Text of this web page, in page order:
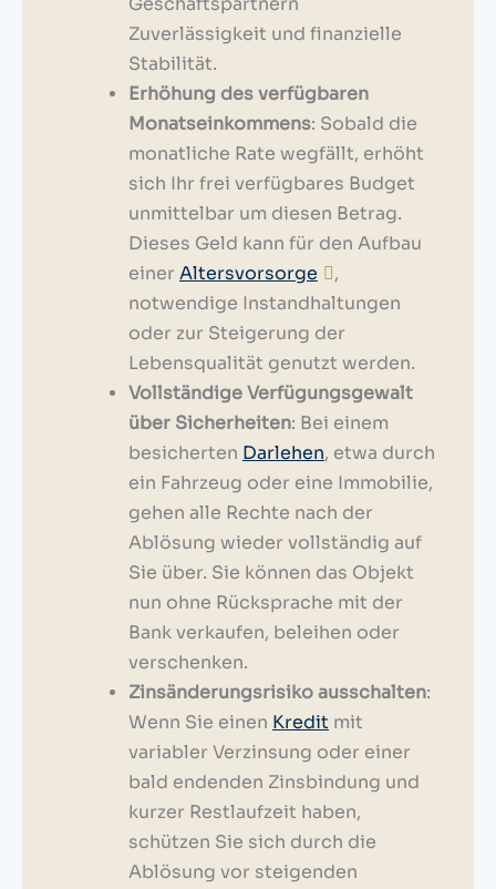
Zuverlässigkeit und finanzielle
Stabilität.
Erhöhung des verfügbaren
Monatseinkommens: Sobald die
monatliche Rate wegfällt, erhöht
sich Ihr frei verfügbares Budget
unmittelbar um diesen Betrag.
Dieses Geld kann für den Aufbau
einer Altersvorsorge
,
notwendige Instandhaltungen
oder zur Steigerung der
Lebensqualität genutzt werden.
Vollständige Verfügungsgewalt
über Sicherheiten: Bei einem
besicherten Darlehen, etwa durch
ein Fahrzeug oder eine Immobilie,
gehen alle Rechte nach der
Ablösung wieder vollständig auf
Sie über. Sie können das Objekt
nun ohne Rücksprache mit der
Bank verkaufen, beleihen oder
verschenken.
Zinsänderungsrisiko ausschalten:
Wenn Sie einen Kredit mit
variabler Verzinsung oder einer
bald endenden Zinsbindung und
kurzer Restlaufzeit haben,
schützen Sie sich durch die
Ablösung vor steigenden